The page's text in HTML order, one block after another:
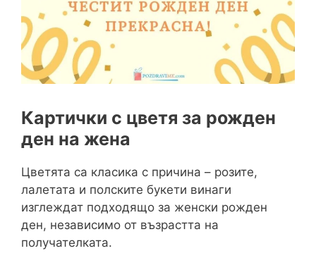
Картички с цветя за рожден
ден на жена
Цветята са класика с причина – розите,
лалетата и полските букети винаги
изглеждат подходящо за женски рожден
ден, независимо от възрастта на
получателката.